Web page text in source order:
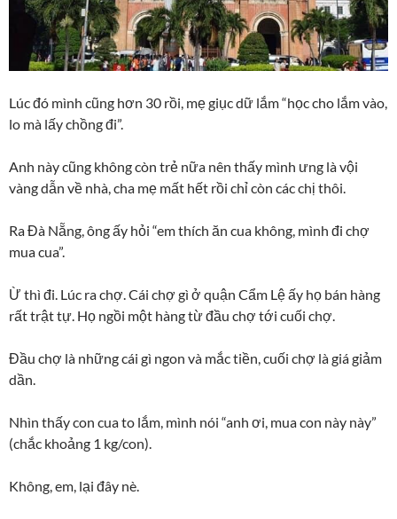
Lúc đó mình cũng hơn 30 rồi, mẹ giục dữ lắm “học cho lắm vào,
lo mà lấy chồng đi”.
Anh này cũng không còn trẻ nữa nên thấy mình ưng là vội
vàng dẫn về nhà, cha mẹ mất hết rồi chỉ còn các chị thôi.
Ra Đà Nẵng, ông ấy hỏi “em thích ăn cua không, mình đi chợ
mua cua”.
Ừ thì đi. Lúc ra chợ. Cái chợ gì ở quận Cẩm Lệ ấy họ bán hàng
rất trật tự. Họ ngồi một hàng từ đầu chợ tới cuối chợ.
Đầu chợ là những cái gì ngon và mắc tiền, cuối chợ là giá giảm
dần.
Nhìn thấy con cua to lắm, mình nói “anh ơi, mua con này này”
(chắc khoảng 1 kg/con).
Không, em, lại đây nè.